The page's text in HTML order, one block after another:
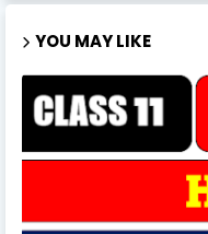
YOU MAY LIKE